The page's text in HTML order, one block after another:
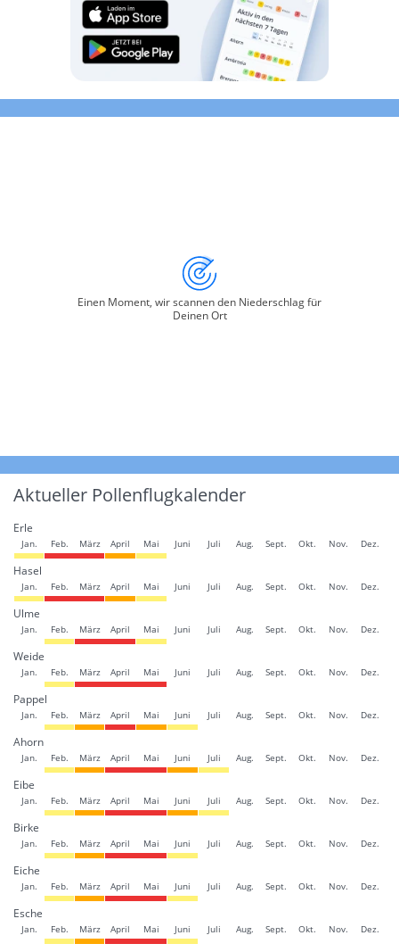
Einen Moment, wir scannen den Niederschlag für
Deinen Ort
Aktueller Pollenflugkalender
Erle
Jan. Feb. März April Mai Juni Juli Aug. Sept. Okt. Nov. Dez.
Hasel
Jan. Feb. März April Mai Juni Juli Aug. Sept. Okt. Nov. Dez.
Ulme
Jan. Feb. März April Mai Juni Juli Aug. Sept. Okt. Nov. Dez.
Weide
Jan. Feb. März April Mai Juni Juli Aug. Sept. Okt. Nov. Dez.
Pappel
Jan. Feb. März April Mai Juni Juli Aug. Sept. Okt. Nov. Dez.
Ahorn
Jan. Feb. März April Mai Juni Juli Aug. Sept. Okt. Nov. Dez.
Eibe
Jan. Feb. März April Mai Juni Juli Aug. Sept. Okt. Nov. Dez.
Birke
Jan. Feb. März April Mai Juni Juli Aug. Sept. Okt. Nov. Dez.
Eiche
Jan. Feb. März April Mai Juni Juli Aug. Sept. Okt. Nov. Dez.
Esche
Jan. Feb. März April Mai Juni Juli Aug. Sept. Okt. Nov. Dez.